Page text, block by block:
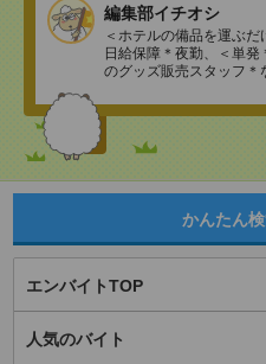
編集部イチオシ
＜ホテルの備品を運ぶ
日給保障＊夜勤、＜単
のグッズ販売スタッフ＊
かんたん
エンバイトTOP
人気のバイト